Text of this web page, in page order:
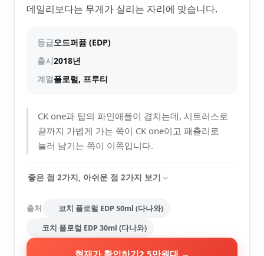
데일리보다는 무게가 실리는 자리에 맞습니다.
등급오드퍼퓸 (EDP)
출시2018년
계열플로럴, 프루티
CK one과 탑의 파인애플이 겹치는데, 시트러스로
끝까지 가볍게 가는 쪽이 CK one이고 패츌리로
눌러 남기는 쪽이 이쪽입니다.
좋은 점 2가지, 아쉬운 점 2가지 보기
출처
코치 플로럴 EDP 50ml (다나와)
코치 플로럴 EDP 30ml (다나와)
현재가 확인하기2.5만원대 →